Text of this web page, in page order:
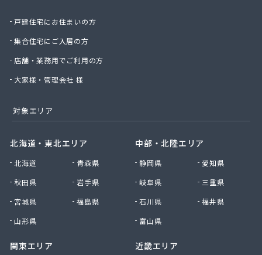
中前米穀燃料店
長神金物有限会社
土井商店
楠田機器商会
日の丸産業株式会社 LPガス事業部
日の丸産業株式会社 本社
日の丸産業株式会社 熊野営業所
日の丸産業株式会社 安浦営業所
日の丸産業株式会社 福山営業所
日の丸産業株式会社 中畑流通センター
日本ホームガス協業組合安佐センター
波間プロパン店
戸建住宅にお住まいの方
集合住宅にご入居の方
店舗・業務用でご利用の方
大家様・管理会社 様
対象エリア
北海道・東北エリア
北海道
青森県
秋田県
岩手県
宮城県
福島県
山形県
関東エリア
中部・北陸エリア
静岡県
愛知県
岐阜県
三重県
石川県
福井県
富山県
近畿エリア